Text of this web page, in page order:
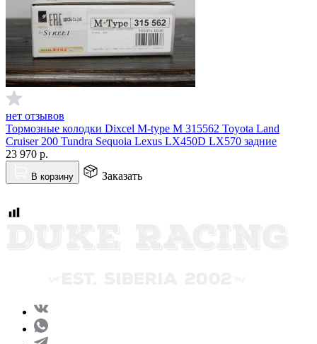
нет отзывов
Тормозные колодки Dixcel M-type M 315562 Toyota Land
Cruiser 200 Tundra Sequoia Lexus LX450D LX570 задние
23 970 р.
В корзину Заказать